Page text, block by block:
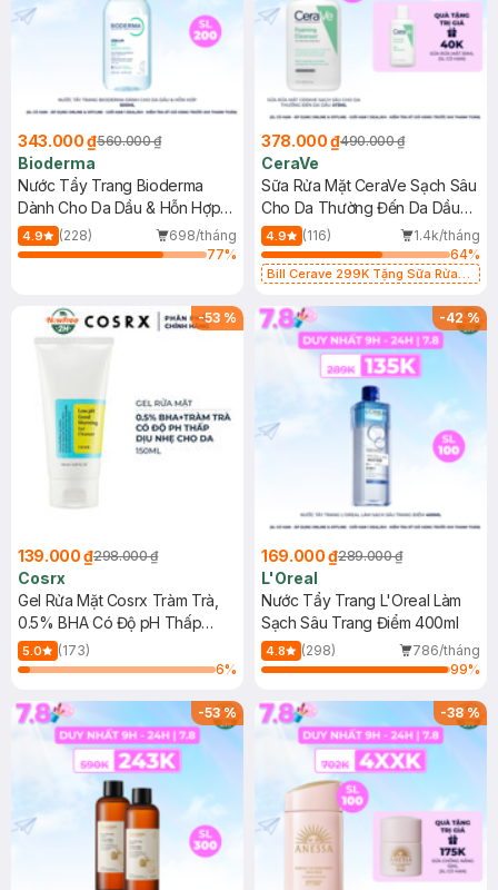
343.000 ₫560.000 ₫
Bioderma
Nước Tẩy Trang Bioderma
Dành Cho Da Dầu & Hỗn Hợp
500ml
4.9 (228)
698/tháng
77%
378.000 ₫490.000 ₫
CeraVe
Sữa Rửa Mặt CeraVe Sạch Sâu
Cho Da Thường Đến Da Dầu
473ml
4.9 (116)
1.4k/tháng
64%
Bill Cerave 299K Tặng Sữa Rửa
-53 %
139.000 ₫298.000 ₫
Cosrx
Gel Rửa Mặt Cosrx Tràm Trà,
0.5% BHA Có Độ pH Thấp
150ml
5.0
(173)
6%
-42%
169.000 ₫289.000 ₫
L'Oreal
Nước Tẩy Trang L'Oreal Làm
Sạch Sâu Trang Điểm 400ml
4.8 (298)
786/tháng
99%
-53% -38%